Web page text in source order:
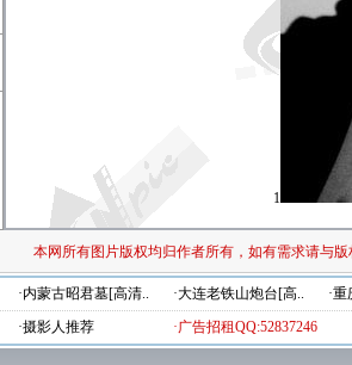
1
本网所有图片版权均归作者所有，如有需求请与
·内蒙古昭君墓[高清.. ·大连老铁山炮台[高..
·
·摄影人推荐 ·广告招租QQ:52837246